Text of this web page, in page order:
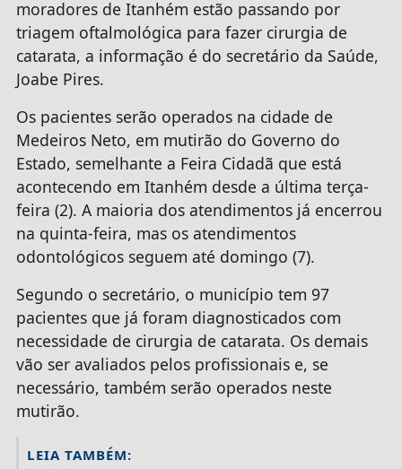
moradores de Itanhém estão passando por
triagem oftalmológica para fazer cirurgia de
catarata, a informação é do secretário da Saúde,
Joabe Pires.
Os pacientes serão operados na cidade de
Medeiros Neto, em mutirão do Governo do
Estado, semelhante a Feira Cidadã que está
acontecendo em Itanhém desde a última terça-
feira (2). A maioria dos atendimentos já encerrou
na quinta-feira, mas os atendimentos
odontológicos seguem até domingo (7).
Segundo o secretário, o município tem 97
pacientes que já foram diagnosticados com
necessidade de cirurgia de catarata. Os demais
vão ser avaliados pelos profissionais e, se
necessário, também serão operados neste
mutirão.
LEIA TAMBÉM: